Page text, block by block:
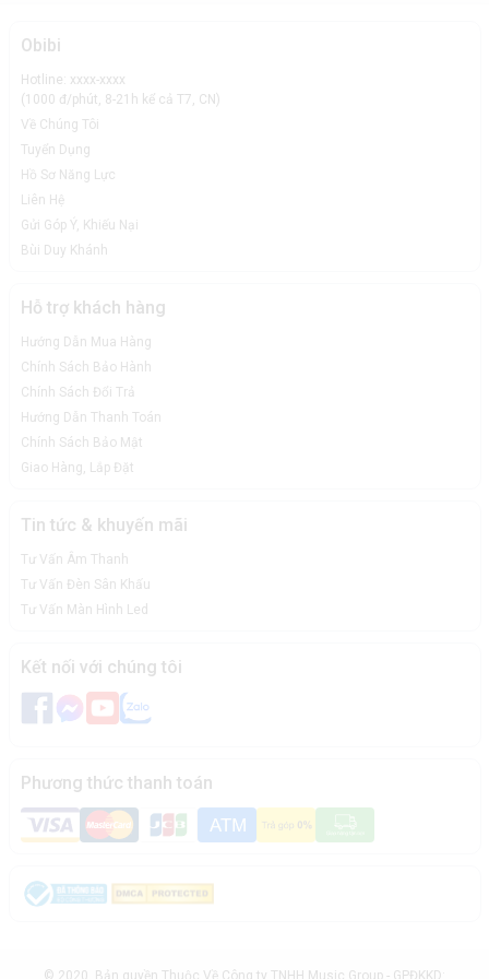
Obibi
Hotline: xxxx-xxxx
(1000 đ/phút, 8-21h kể cả T7, CN)
Về Chúng Tôi
Tuyển Dụng
Hồ Sơ Năng Lực
Liên Hệ
Gửi Góp Ý, Khiếu Nại
Bùi Duy Khánh
Hỗ trợ khách hàng
Hướng Dẫn Mua Hàng
Chính Sách Bảo Hành
Chính Sách Đổi Trả
Hướng Dẫn Thanh Toán
Chính Sách Bảo Mật
Giao Hàng, Lắp Đặt
Tin tức & khuyến mãi
Tư Vấn Âm Thanh
Tư Vấn Đèn Sân Khấu
Tư Vấn Màn Hình Led
Kết nối với chúng tôi
Phương thức thanh toán